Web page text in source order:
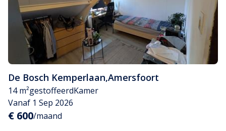
De Bosch Kemperlaan,Amersfoort
14 m²gestoffeerdKamer
Vanaf 1 Sep 2026
€ 600/maand